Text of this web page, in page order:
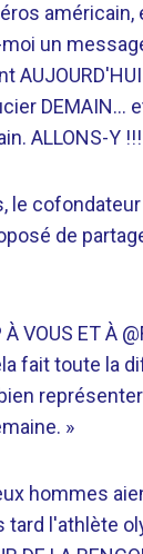
américain,
un
DEMAIN…
ALLONS-Y
le
de
VOUS ET À
fait toute la
»
hommes
tard l'athlète